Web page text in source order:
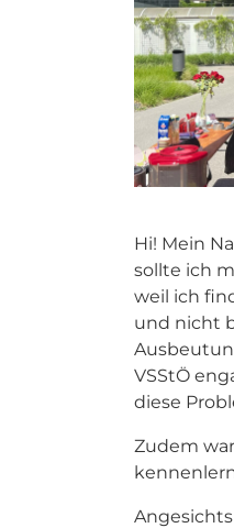
Hi! Mein
sollte ich
weil ich
und nicht
VSStÖ
diese
Zudem